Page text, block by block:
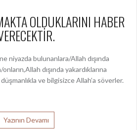
OLDUKLARINI HABER
niyazda bulunanlara/Allah dışında
dışında yakardıklarına
ve bilgisizce Allah’a söverler.
Yazının Devamı